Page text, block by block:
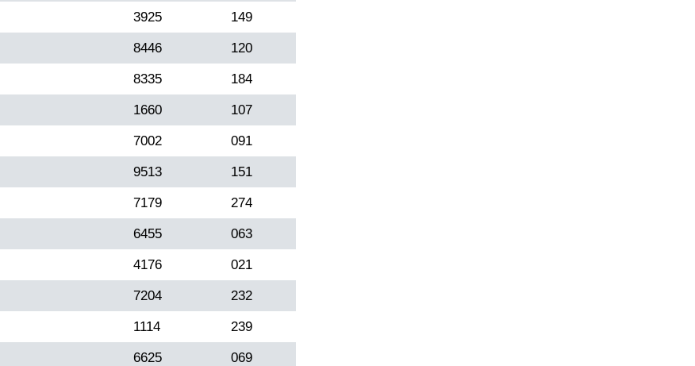
3925 149
8446 120
8335 184
1660 107
7002 091
9513 151
7179 274
6455 063
4176 021
7204 232
1114 239
6625 069